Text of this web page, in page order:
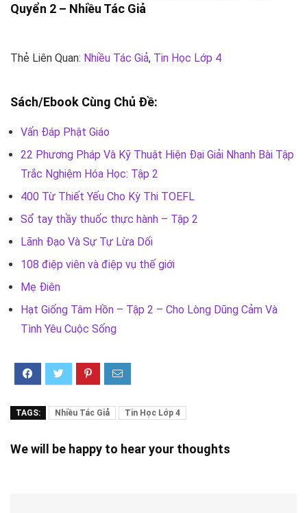
Quyển 2 – Nhiều Tác Giả
Thẻ Liên Quan: Nhiều Tác Giả, Tin Học Lớp 4
Sách/Ebook Cùng Chủ Đề:
Vấn Đáp Phật Giáo
22 Phương Pháp Và Kỹ Thuật Hiện Đại Giải Nhanh Bài Tập
Trắc Nghiệm Hóa Học: Tập 2
400 Từ Thiết Yếu Cho Kỳ Thi TOEFL
Sổ tay thầy thuốc thực hành – Tập 2
Lãnh Đạo Và Sự Tự Lừa Dối
108 điệp viên và điệp vụ thế giới
Mẹ Điên
Hạt Giống Tâm Hồn – Tập 2 – Cho Lòng Dũng Cảm Và
Tình Yêu Cuộc Sống
TAGS: Nhiều Tác Giả Tin Học Lớp 4
We will be happy to hear your thoughts